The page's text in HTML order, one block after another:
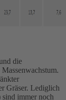
die
Gräser. Lediglich
immer noch